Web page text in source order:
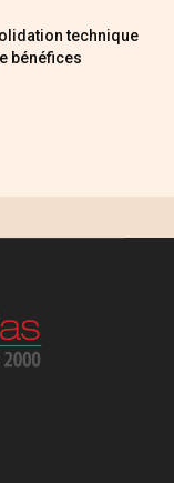
technique
bénéfices